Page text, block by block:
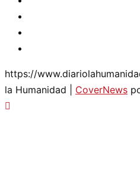
https://
la Humanidad
CoverNews